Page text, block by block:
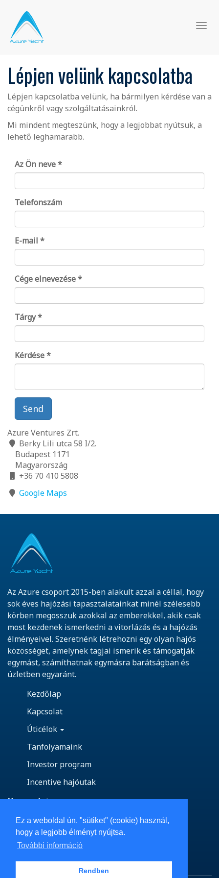
Ez a weboldal ún. "sütiket" (cookie) használ,
hogy a legjobb élményt nyújtsa.
További információ
Rendben
Lépjen velünk kapcsolatba
Lépjen kapcsolatba velünk, ha bármilyen kérdése van a
cégünkről vagy szolgáltatásainkról.
Mi mindent megteszünk, hogy a legjobbat nyútsuk, a
lehető leghamarabb.
Az Ön neve
Telefonszám
E-mail
Cége elnevezése
Tárgy
Kérdése
Send
Azure Ventures Zrt.
Berky Lili utca 58 I/2.
Budapest 1171
Magyarország
+36 70 410 5808
Google Maps
Az Azure csoport 2015-ben alakult azzal a céllal, hogy
sok éves hajózási tapasztalatainkat minél szélesebb
körben megosszuk azokkal az emberekkel, akik csak
most kezdenek ismerkedni a vitorlázás és a hajózás
élményeivel. Szeretnénk létrehozni egy olyan hajós
közösséget, amelynek tagjai ismerik és támogatják
egymást, számíthatnak egymásra barátságban és
üzletben egyaránt.
Kezdőlap
Kapcsolat
Úticélok
Tanfolyamaink
Investor program
Incentive hajóutak
Kapcsolat
Vedd fel velünk a kapcsolatot!
Email: info@azureyacht.com